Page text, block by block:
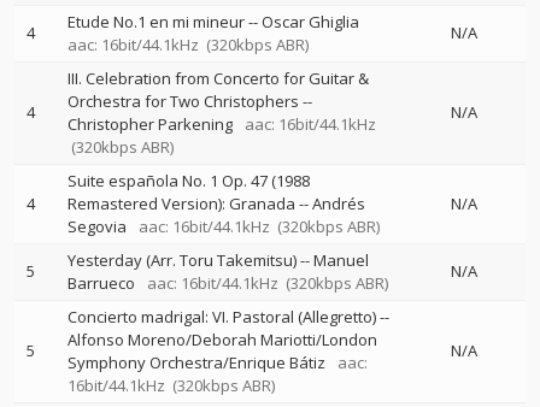
4 Etude No.1 en mi mineur--Oscar Ghiglia
aac: 16bit/44.1kHz (320kbps ABR)
N/A
4
III. Celebration from Concerto for Guitar &
Orchestra for Two Christophers --
Christopher Parkening
aac: 16bit/44.1kHz
(320kbps ABR)
N/A
4
Suite española No. 1 Op. 47 (1988
Remastered Version): Granada --Andrés
Segovia
aac: 16bit/44.1kHz (320kbps ABR)
N/A
5 Yesterday (Arr. Toru Takemitsu)--Manuel
Barrueco
aac: 16bit/44.1kHz (320kbps ABR)
N/A
5
Concierto madrigal: VI. Pastoral (Allegretto)--
Alfonso Moreno/Deborah Mariotti/London
Symphony Orchestra/Enrique Bátiz
aac:
16bit/44.1kHz (320kbps ABR)
N/A